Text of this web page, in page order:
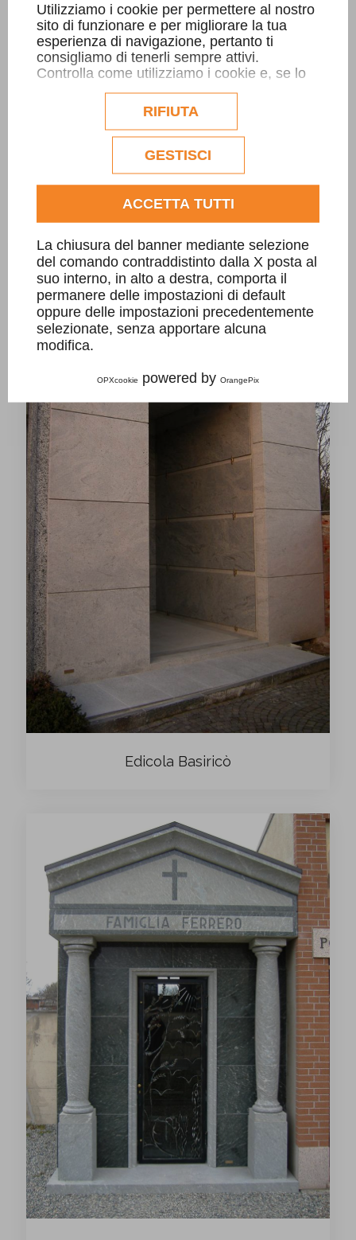
Utilizziamo i cookie per permettere al nostro
sito di funzionare e per migliorare la tua
esperienza di navigazione, pertanto ti
consigliamo di tenerli sempre attivi.
Controlla come utilizziamo i cookie e, se lo
desideri, personalizzane la configurazione.
Eventuali cookie di profilazione o
commerciali verranno utilizzati
esclusivamente previa acquisizione del
consenso dell'utente.
Consulta l'informativa cookie completa.
RIFIUTA
GESTISCI
ACCETTA TUTTI
La chiusura del banner mediante selezione
del comando contraddistinto dalla X posta al
suo interno, in alto a destra, comporta il
permanere delle impostazioni di default
oppure delle impostazioni precedentemente
selezionate, senza apportare alcuna
modifica.
OPXcookie powered by OrangePix
Edicola Benvenue
Edicola Basiricò